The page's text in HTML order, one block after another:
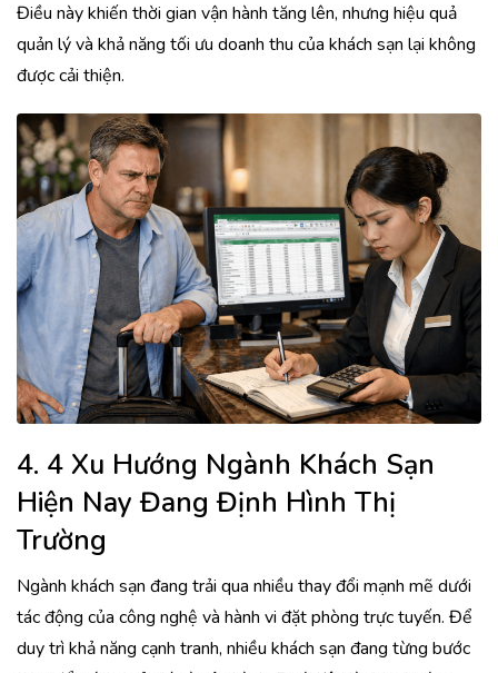
Điều này khiến thời gian vận hành tăng lên, nhưng hiệu quả
quản lý và khả năng tối ưu doanh thu của khách sạn lại không
được cải thiện.
4. 4 Xu Hướng Ngành Khách Sạn
Hiện Nay Đang Định Hình Thị
Trường
Ngành khách sạn đang trải qua nhiều thay đổi mạnh mẽ dưới
tác động của công nghệ và hành vi đặt phòng trực tuyến. Để
duy trì khả năng cạnh tranh, nhiều khách sạn đang từng bước